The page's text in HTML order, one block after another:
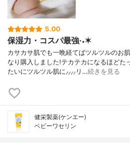
5.00
保湿力・コスパ最強·˖✶
カサカサ肌でも一晩経てばツルツルのお
なり購入しました!テカテカになるほどた
たいにツルツル肌に⸝⸝⸝⸝リ…続きを見る
健栄製薬(ケンエー)
ベビーワセリン